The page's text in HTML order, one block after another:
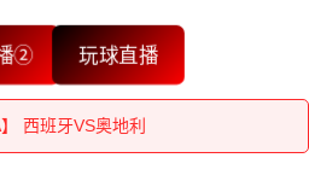
② 玩球直播
西班牙VS奥地利
西班牙VS奥地利
西班牙VS奥地利